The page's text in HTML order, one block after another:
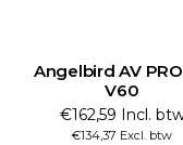
Angelbird AV
V60
€162,59 Incl.
€134,37 Excl. btw